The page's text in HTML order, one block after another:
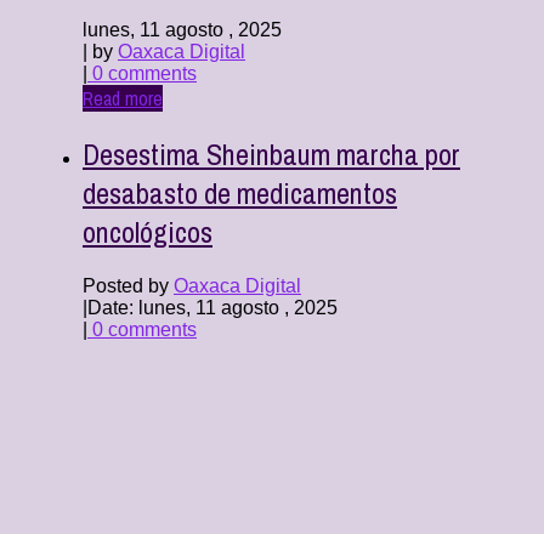
lunes, 11 agosto , 2025
| by Oaxaca Digital
0 comments
Read more
Desestima Sheinbaum marcha por
desabasto de medicamentos
oncológicos
Posted by Oaxaca Digital
Date: lunes, 11 agosto , 2025
0 comments